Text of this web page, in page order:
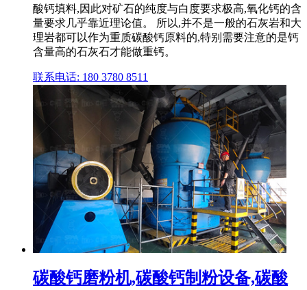
酸钙填料,因此对矿石的纯度与白度要求极高,氧化钙的含
量要求几乎靠近理论值。 所以,并不是一般的石灰岩和大
理岩都可以作为重质碳酸钙原料的,特别需要注意的是钙
含量高的石灰石才能做重钙。
联系电话: 180 3780 8511
碳酸钙磨粉机,碳酸钙制粉设备,碳酸